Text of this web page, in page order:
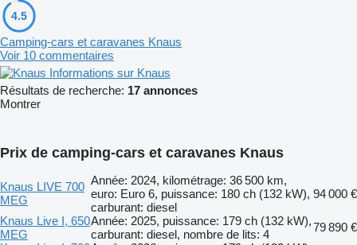
4.5
Camping-cars et caravanes Knaus
Voir 10 commentaires
Informations sur Knaus
Résultats de recherche: 17 annonces
Montrer
Prix de camping-cars et caravanes Knaus
Knaus LIVE 700
MEG
Année: 2024, kilométrage: 36 500 km,
euro: Euro 6, puissance: 180 ch (132 kW),
carburant: diesel
94 000 €
Knaus Live I, 650
MEG
Année: 2025, puissance: 179 ch (132 kW),
carburant: diesel, nombre de lits: 4
79 890 €